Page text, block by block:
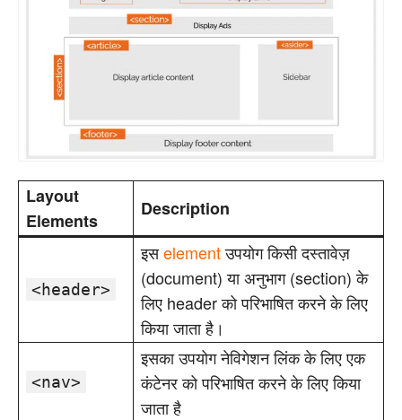
Layout
Elements
Description
<header>
इसelementउपयोग किसी दस्तावेज़
(document) या अनुभाग (section) के
लिए header को परिभाषित करने के लिए
किया जाता है।
<nav>
इसका उपयोग नेविगेशन लिंक के लिए एक
कंटेनर को परिभाषित करने के लिए किया
जाता है